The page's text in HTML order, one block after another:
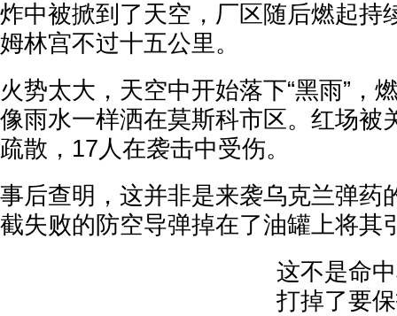
炸中被掀到了天空，厂区随后燃起持
姆林宫不过十五公里。
火势太大，天空中开始落下“黑雨”，
像雨水一样洒在莫斯科市区。红场被
疏散，17人在袭击中受伤。
事后查明，这并非是来袭乌克兰弹药
截失败的防空导弹掉在了油罐上将其
这不是命
打掉了要